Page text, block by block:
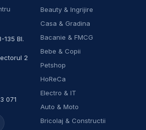
135 Bl.
2
071
Beauty & Ingrijire
Casa & Gradina
Bacanie & FMCG
Bebe & Copii
Petshop
HoReCa
Electro & IT
Auto & Moto
Bricolaj & Constructii